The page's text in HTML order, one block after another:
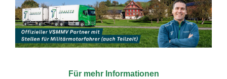
Für mehr Informationen